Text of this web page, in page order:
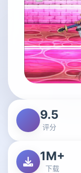
9.5
评分
1M+
下载